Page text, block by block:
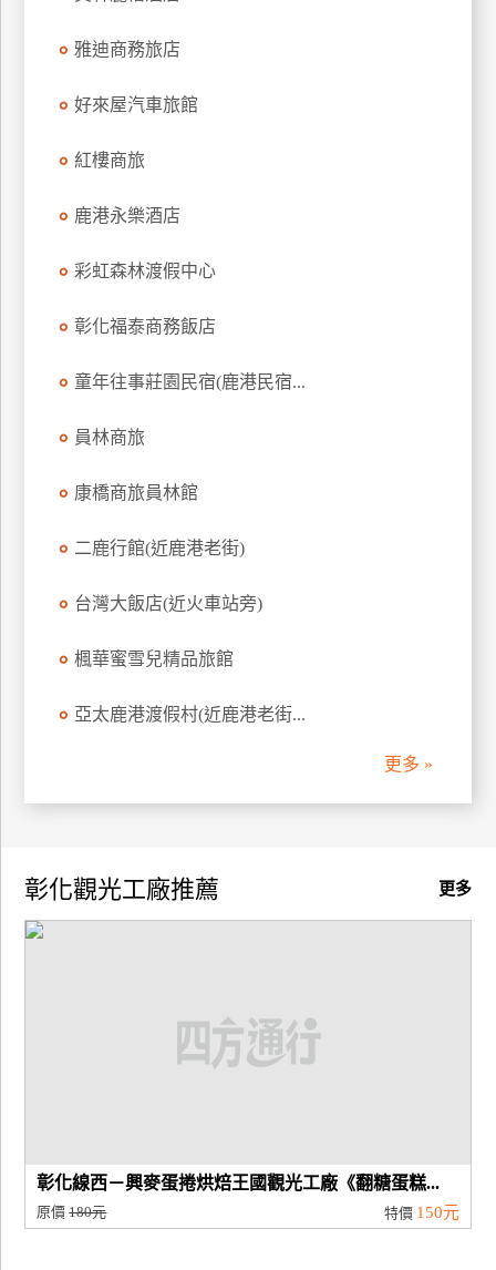
案
飯
合
旅
伴
雅迪商務旅店
好來屋汽車旅館
紅樓商旅
鹿港永樂酒店
彩虹森林渡假中心
彰化福泰商務飯店
童年往事莊園民宿(鹿港民宿...
員林商旅
康橋商旅員林館
二鹿行館(近鹿港老街)
台灣大飯店(近火車站旁)
楓華蜜雪兒精品旅館
亞太鹿港渡假村(近鹿港老街...
更多 »
更多
彰化觀光工廠推薦
彰化線西－興麥蛋捲烘焙王國觀光工廠《翻糖蛋糕...
原價180元 特價 150元